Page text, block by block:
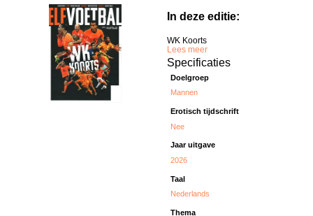
In deze editie:
WK Koorts
Lees meer
Specificaties
Doelgroep
Mannen
Erotisch tijdschrift
Nee
Jaar uitgave
2026
Taal
Nederlands
Thema